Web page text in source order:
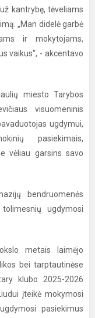
kantrybę, tėveliams
„Man didelė garbė
ir mokytojams,
vaikus“, - akcentavo
miesto Tarybos
visuomeninis
ugdymui,
pasiekimais,
vėliau garsins savo
bendruomenės
ugdymosi
metais laimėjo
bei tarptautinėse
klubo 2025-2026
įteikė mokymosi
pasiekimus